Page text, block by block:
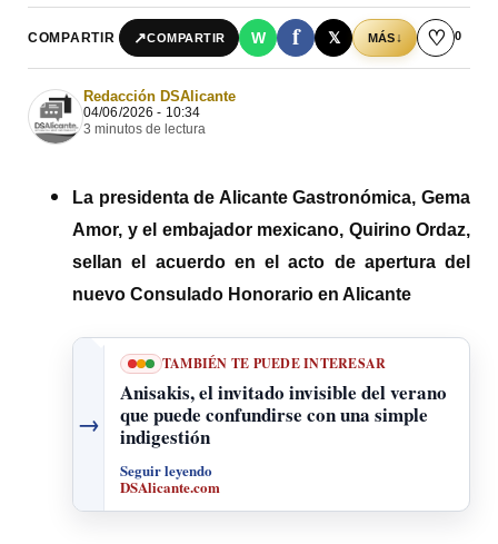
COMPARTIR ↗COMPARTIR W f 𝕏 MÁS↓ ♡ 0
Redacción DSAlicante
04/06/2026 - 10:34
3 minutos de lectura
La presidenta de Alicante Gastronómica, Gema
Amor, y el embajador mexicano, Quirino Ordaz,
sellan el acuerdo en el acto de apertura del
nuevo Consulado Honorario en Alicante
→
TAMBIÉN TE PUEDE INTERESAR
Anisakis, el invitado invisible del verano
que puede confundirse con una simple
indigestión
Seguir leyendo
DSAlicante.com